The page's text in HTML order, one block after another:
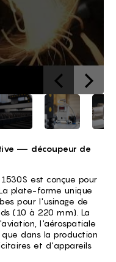
— découpeur de
est conçue pour
plate-forme unique
pour l'usinage de
(10 à 220 mm). La
l'aérospatiale
dans la production
et d'appareils